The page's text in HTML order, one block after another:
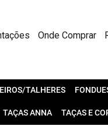
Onde Comprar
TALHERES
TAÇAS ANNA TAÇAS E